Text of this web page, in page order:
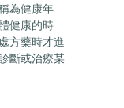
為健康年
健康的時
方藥時才進
斷或治療某